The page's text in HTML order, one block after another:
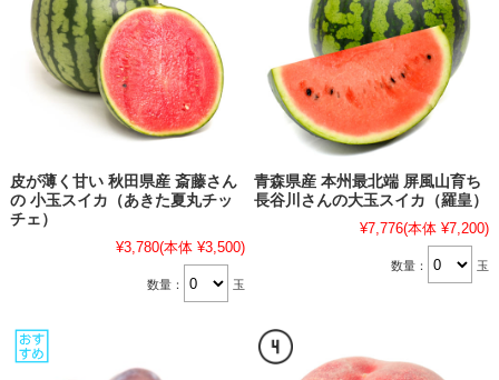
皮が薄く甘い 秋田県産 斎藤さん
の 小玉スイカ（あきた夏丸チッ
チェ）
¥3,780(本体 ¥3,500)
数量： 玉
青森県産 本州最北端 屏風山育ち
長谷川さんの大玉スイカ（羅皇）
¥7,776(本体 ¥7,200)
数量： 玉